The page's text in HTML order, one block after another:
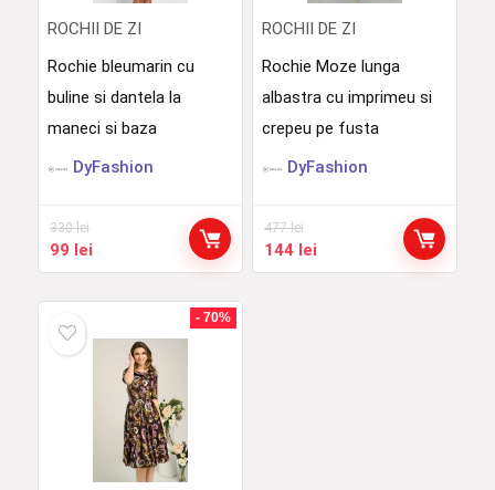
ROCHII DE ZI
Rochie bleumarin cu
buline si dantela la
maneci si baza
DyFashion
330lei
Prețul
inițial
330 lei.
99 leiPrețul
curent
ROCHII DE ZI
Rochie Moze lunga
albastra cu imprimeu si
crepeu pe fusta
DyFashion
477lei
Prețul
inițial
144 leiPrețul
curent
- 70%